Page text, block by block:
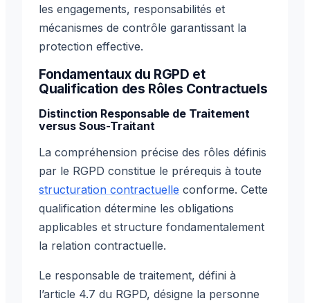
les engagements, responsabilités et
mécanismes de contrôle garantissant la
protection effective.
Fondamentaux du RGPD et
Qualification des Rôles Contractuels
Distinction Responsable de Traitement
versus Sous-Traitant
La compréhension précise des rôles définis
par le RGPD constitue le prérequis à toute
structuration contractuelle conforme. Cette
qualification détermine les obligations
applicables et structure fondamentalement
la relation contractuelle.
Le responsable de traitement, défini à
l’article 4.7 du RGPD, désigne la personne